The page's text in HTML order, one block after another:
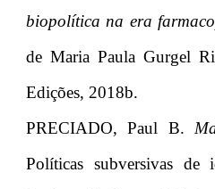
biopolítica na era
de Maria Paula Gurgel
Edições, 2018b.
PRECIADO, Paul B.
Políticas subversivas de